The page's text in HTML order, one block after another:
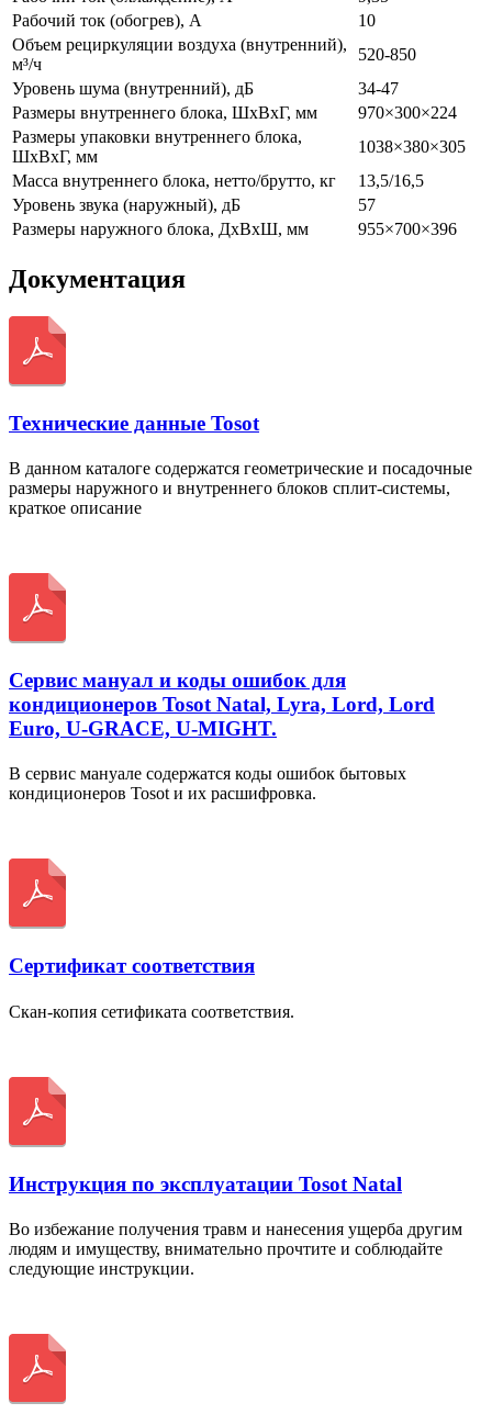
Рабочий ток (обогрев), А
10
Объем рециркуляции воздуха (внутренний),
м³/ч
520-850
Уровень шума (внутренний), дБ
34-47
Размеры внутреннего блока, ШxВxГ, мм
970×300×224
Размеры упаковки внутреннего блока,
ШxВxГ, мм
1038×380×305
Масса внутреннего блока, нетто/брутто, кг
13,5/16,5
Уровень звука (наружный), дБ
57
Размеры наружного блока, ДхВхШ, мм
955×700×396
Документация
Технические данные Tosot
В данном каталоге содержатся геометрические и посадочные
размеры наружного и внутреннего блоков сплит-системы,
краткое описание
Сервис мануал и коды ошибок для
кондиционеров Tosot Natal, Lyra, Lord, Lord
Euro, U-GRACE, U-MIGHT.
В сервис мануале содержатся коды ошибок бытовых
кондиционеров Tosot и их расшифровка.
Сертификат соответствия
Скан-копия сетификата соответствия.
Инструкция по эксплуатации Tosot Natal
Во избежание получения травм и нанесения ущерба другим
людям и имуществу, внимательно прочтите и соблюдайте
следующие инструкции.